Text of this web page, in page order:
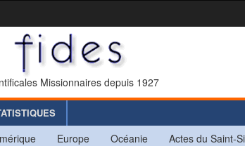
Missionnaires depuis 1927
Europe Océanie Actes du Saint-